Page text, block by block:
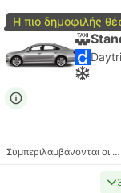
Η πιο δημοφιλής
Συμπεριλαμβάνονται οι φόροι